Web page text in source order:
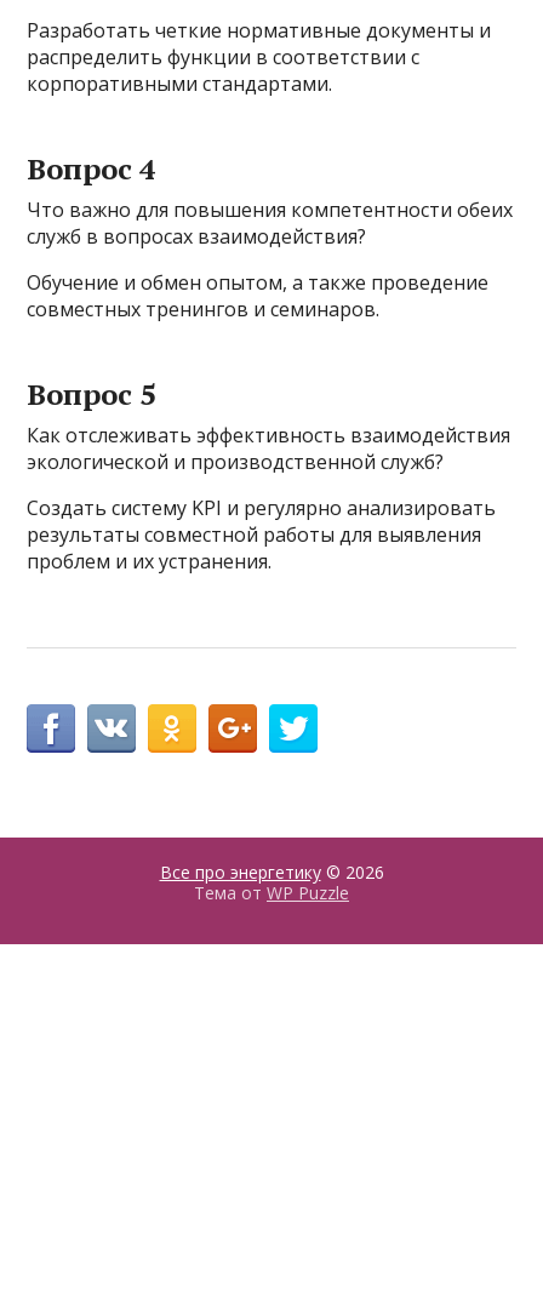
Разработать четкие нормативные документы и
распределить функции в соответствии с
корпоративными стандартами.
Вопрос 4
Что важно для повышения компетентности обеих
служб в вопросах взаимодействия?
Обучение и обмен опытом, а также проведение
совместных тренингов и семинаров.
Вопрос 5
Как отслеживать эффективность взаимодействия
экологической и производственной служб?
Создать систему KPI и регулярно анализировать
результаты совместной работы для выявления
проблем и их устранения.
Все про энергетику© 2026
Тема от WP Puzzle